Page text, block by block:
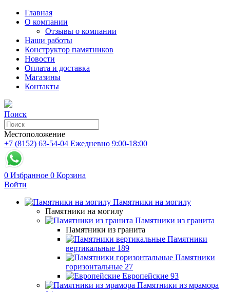
Главная
О компании
Отзывы о компании
Наши работы
Конструктор памятников
Новости
Оплата и доставка
Магазины
Контакты
Поиск
Местоположение
+7 (8152) 63-54-04 Ежедневно 9:00-18:00
0 Избранное 0 Корзина
Войти
Памятники на могилу
Памятники на могилу
Памятники из гранита
Памятники из гранита
Памятники
вертикальные 189
Памятники
горизонтальные 27
Европейские 93
Памятники из мрамора